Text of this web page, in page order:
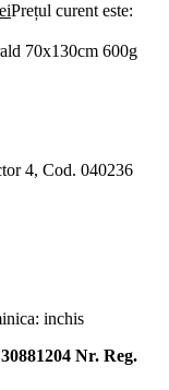
Prețul curent este:
70x130cm 600g
4, Cod. 040236
inchis
Nr. Reg.